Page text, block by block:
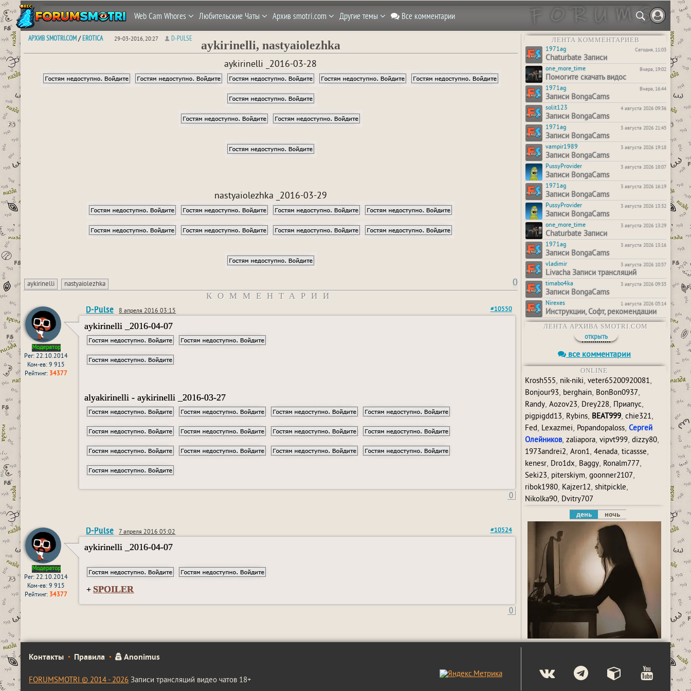
Web Cam Whores Любительские Чаты Архив smotri.com Другие темы Все комментарии
АРХИВ SMOTRI.COM/EROTICA 29-03-2016, 20:27 D-PULSE
aykirinelli, nastyaiolezhka
aykirinelli _2016-03-28
nastyaiolezhka _2016-03-29
aykirinelli nastyaiolezhka 0
КОММЕНТАРИИ
Модератор
Рег: 22.10.2014
Ком-ев: 9 915
Рейтинг: 34377
D-Pulse 8 апреля 2016 03:15 #10550
aykirinelli _2016-04-07
alyakirinelli - aykirinelli _2016-03-27
0
Модератор
Рег: 22.10.2014
Ком-ев: 9 915
Рейтинг: 34377
D-Pulse 7 апреля 2016 05:02 #10524
aykirinelli _2016-04-07
+ SPOILER
0
ЛЕНТА КОММЕНТАРИЕВ
1971ag
Сегодня, 11:03
Chaturbate Записи
one_more_time Вчера, 19:02
Помогите скачать видос
1971ag Вчера, 16:44
Записи BongaCams
solit123 4 августа 2026 09:36
Записи BongaCams
1971ag 3 августа 2026 21:45
Записи BongaCams
vampir1989 3 августа 2026 19:18
Записи BongaCams
PussyProvider 3 августа 2026 18:07
Записи BongaCams
1971ag 3 августа 2026 16:19
Записи BongaCams
PussyProvider 3 августа 2026 13:32
Записи BongaCams
one_more_time 3 августа 2026 13:29
Chaturbate Записи
1971ag 3 августа 2026 13:16
Записи BongaCams
vladimir 3 августа 2026 10:57
Livacha Записи трансляций
timabo4ka 3 августа 2026 09:35
Записи BongaCams
Nirexes 1 августа 2026 05:14
Инструкции, Софт, рекомендации
ЛЕНТА АРХИВА SMOTRI.COM
открыть
все комментарии
ONLINE
Krosh555, nik-niki, veter65200920081,
Bonjour93, berghain, BonBon0937,
Randy, Aozov23, Drey228, Приапус,
pigpigdd13, Rybins, BEAT999, сhie321,
Fed, Lexazmei, Popandopaloss, Сергей
Олейников, zaliapora, vipvt999, dizzy80,
1973andrei2, Aron1, 4enada, ticassse,
kenesr, Dro1dx, Baggy, Ronalm777,
Seki23, piterskiym, goonner2107,
ribok1980, Kajzer12, shitpickle,
Nikolka90, Dvitry707
день ночь
Контакты Правила Anonimus
FORUMSMOTRI © 2014 - 2026Записи трансляций видео чатов 18+